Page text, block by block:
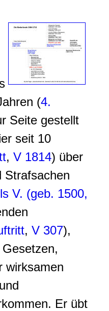
(4.
Seite gestellt
seit 10
, V 1814) über
Strafsachen
V. (geb. 1500,
, V 307),
wirksamen
Er übt